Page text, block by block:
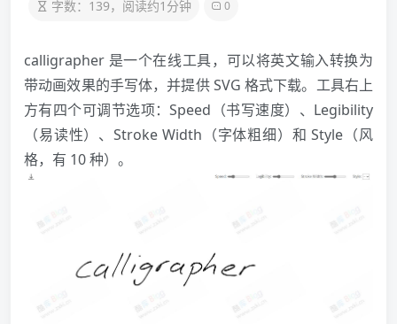
字数：139，阅读约1分钟 0
calligrapher 是一个在线工具，可以将英文输入转换为
带动画效果的手写体，并提供 SVG 格式下载。工具右上
方有四个可调节选项：Speed（书写速度）、Legibility
（易读性）、Stroke Width（字体粗细）和 Style（风
格，有 10 种）。